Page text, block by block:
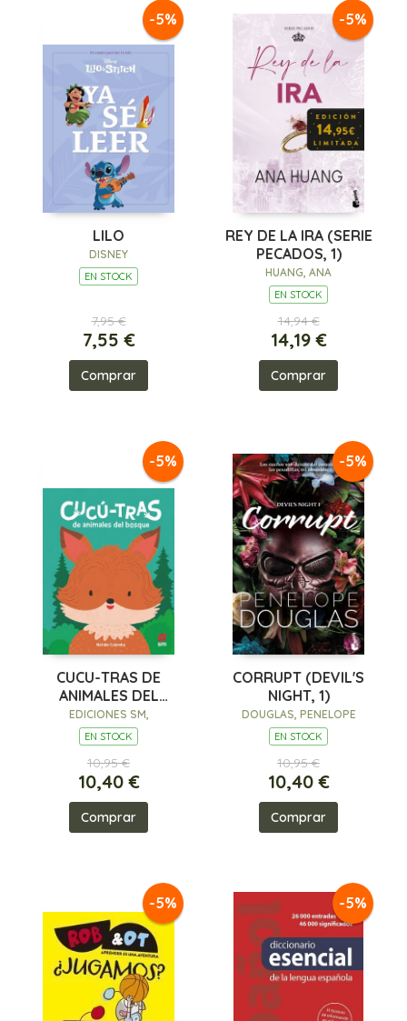
-5%
LILO
DISNEY
EN STOCK
7,95 €
7,55 €
Comprar
-5%
REY DE LA IRA (SERIE
PECADOS, 1)
HUANG, ANA
EN STOCK
14,94 €
14,19 €
Comprar
-5%
CUCU-TRAS DE
ANIMALES DEL
BOSQUE
EDICIONES SM,
EN STOCK
10,95 €
10,40 €
Comprar
-5%
CORRUPT (DEVIL'S
NIGHT, 1)
DOUGLAS, PENELOPE
EN STOCK
10,95 €
10,40 €
Comprar
-5% -5%